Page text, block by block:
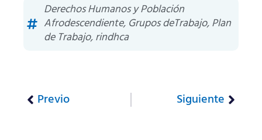
Derechos Humanos y Población
Afrodescendiente, Grupos deTrabajo,Plan
de Trabajo,rindhca
Previo Siguiente